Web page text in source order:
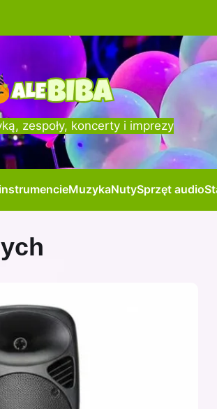
zespoły, koncerty i imprezy
MuzykaNutySprzęt audio